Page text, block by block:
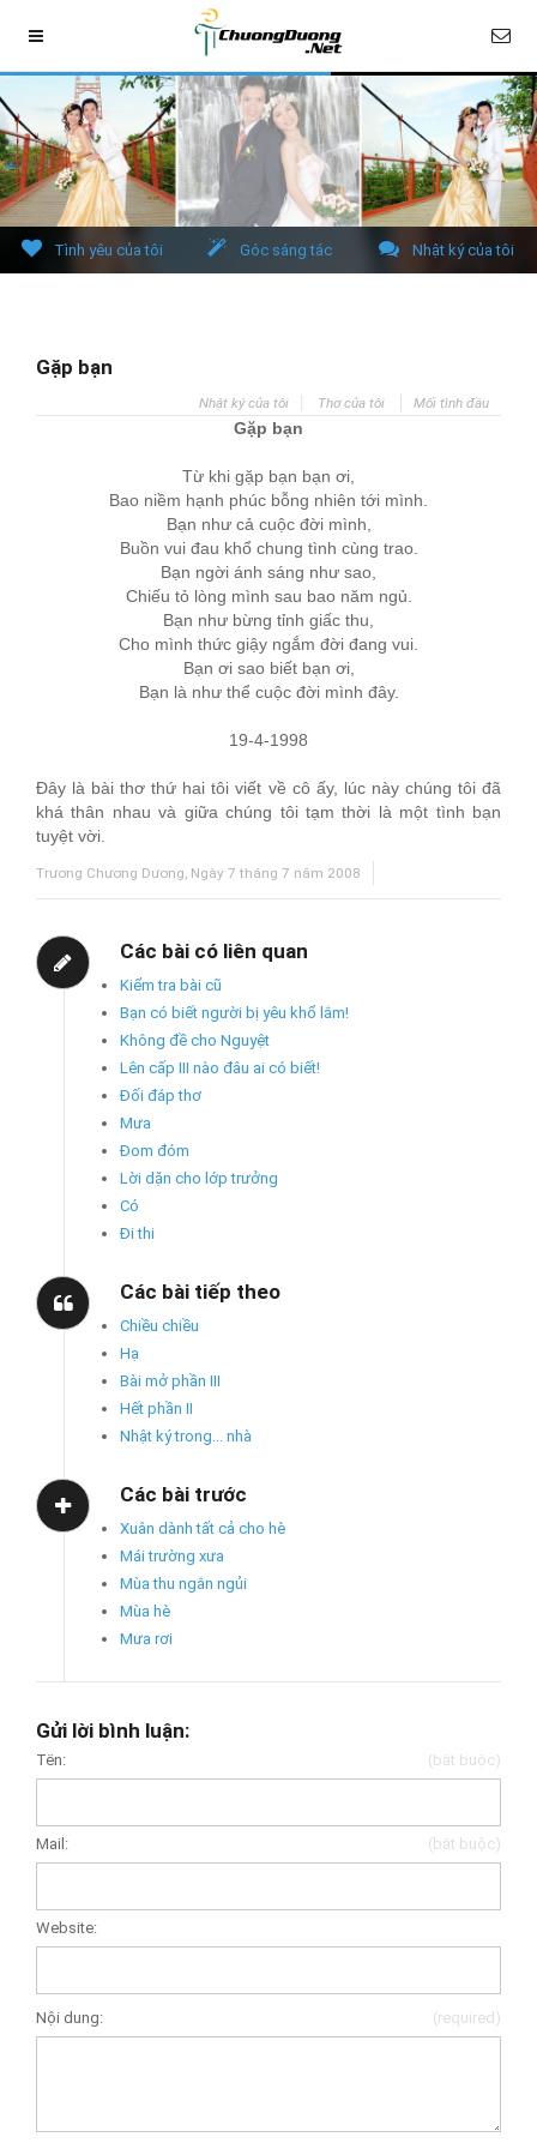
Tình yêu của tôi Góc sáng tác Nhật ký của tôi
Gặp bạn
Nhật ký của tôi Thơ của tôi Mối tình đầu
Gặp bạn
Từ khi gặp bạn bạn ơi,
Bao niềm hạnh phúc bỗng nhiên tới mình.
Bạn như cả cuộc đời mình,
Buồn vui đau khổ chung tình cùng trao.
Bạn ngời ánh sáng như sao,
Chiếu tỏ lòng mình sau bao năm ngủ.
Bạn như bừng tỉnh giấc thu,
Cho mình thức giậy ngắm đời đang vui.
Bạn ơi sao biết bạn ơi,
Bạn là như thể cuộc đời mình đây.
19-4-1998
Đây là bài thơ thứ hai tôi viết về cô ấy, lúc này chúng tôi đã
khá thân nhau và giữa chúng tôi tạm thời là một tình bạn
tuyệt vời.
Trương Chương Dương, Ngày 7 tháng 7 năm 2008
Các bài có liên quan
Kiểm tra bài cũ
Bạn có biết người bị yêu khổ lắm!
Không đề cho Nguyệt
Lên cấp III nào đâu ai có biết!
Đối đáp thơ
Mưa
Đom đóm
Lời dặn cho lớp trưởng
Có
Đi thi
Các bài tiếp theo
Chiều chiều
Hạ
Bài mở phần III
Hết phần II
Nhật ký trong... nhà
Các bài trước
Xuân dành tất cả cho hè
Mái trường xưa
Mùa thu ngắn ngủi
Mùa hè
Mưa rơi
Gửi lời bình luận:
Tên: (bắt buộc)
Mail: (bắt buộc)
Website:
Nội dung: (required)